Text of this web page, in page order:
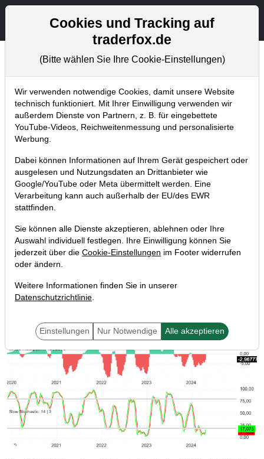
Aktien- und Artikelsuche
Chartanalysen
Home Blog Chartanalysen
Chartanalyse Tesla: Die
Einstiegsgelegenheit des Jahres?
14.10.2024 um 14:22 Uhr | P. Uhlschmied
Cookies und Tracking auf
traderfox.de
(Bitte wählen Sie Ihre Cookie-Einstellungen)
Wir verwenden notwendige Cookies, damit unsere Website
technisch funktioniert. Mit Ihrer Einwilligung verwenden wir
außerdem Dienste von Partnern, z. B. für eingebettete
YouTube-Videos, Reichweitenmessung und personalisierte
Werbung.
Dabei können Informationen auf Ihrem Gerät gespeichert oder
ausgelesen und Nutzungsdaten an Drittanbieter wie
Google/YouTube oder Meta übermittelt werden. Eine
Verarbeitung kann auch außerhalb der EU/des EWR
stattfinden.
Sie können alle Dienste akzeptieren, ablehnen oder Ihre
Auswahl individuell festlegen. Ihre Einwilligung können Sie
jederzeit über die Cookie-Einstellungen im Footer widerrufen
oder ändern.
Weitere Informationen finden Sie in unserer
Datenschutzrichtlinie.
Einstellungen Nur Notwendige Alle akzeptieren